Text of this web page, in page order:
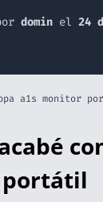
domin el 24
a1s monitor